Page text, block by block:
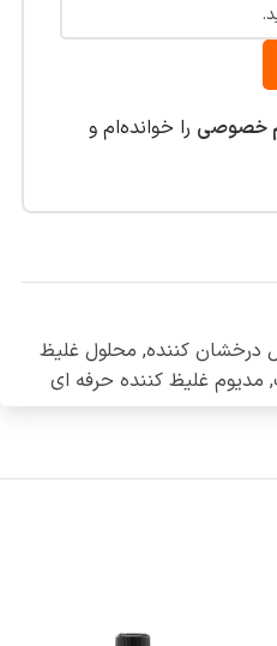
خصوصی را خوانده‌ام و
درخشان کننده, محلول غلیظ
, مدیوم غلیظ کننده حرفه ای